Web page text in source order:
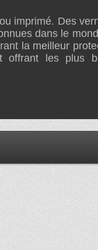
imprimé. Des
dans le
la meilleur
offrant les plus